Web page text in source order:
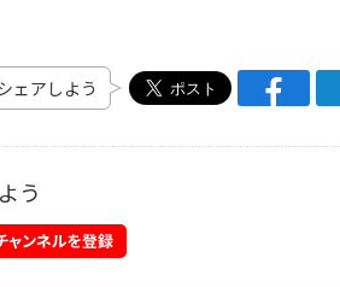
ェアしよう
う